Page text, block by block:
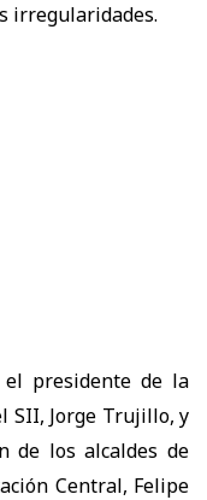
irregularidades.
el presidente de la
SII, Jorge Trujillo, y
de los alcaldes de
Central, Felipe